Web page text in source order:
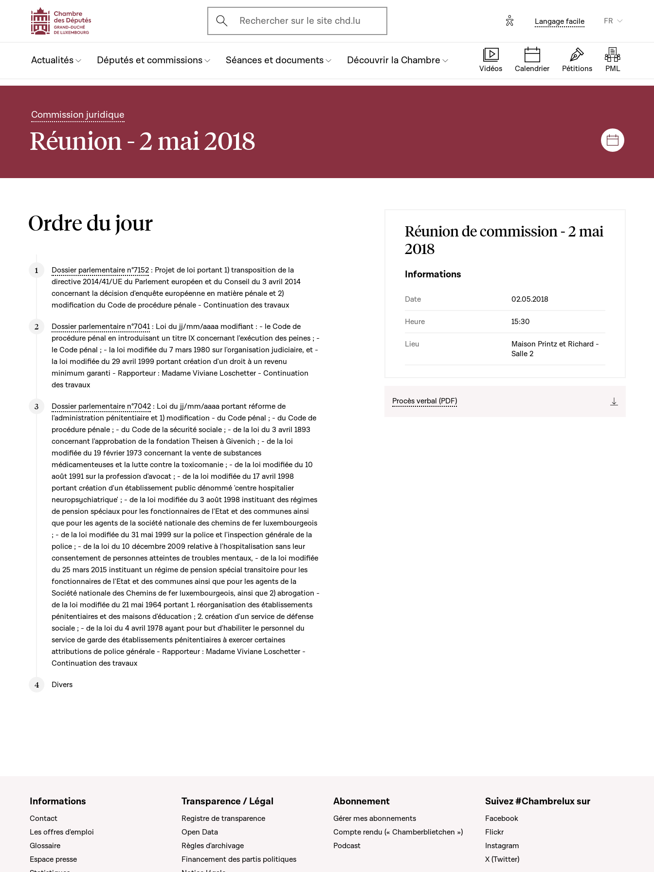
Ouvrir l'écran de recherche
Rechercher sur le site chd.lu Options d'accessibilité
Langage facile FR
Actualités Députés et commissions Séances et documents Découvrir la Chambre
Vidéos Calendrier Pétitions PML
Commission juridique
Réunion - 2 mai 2018 Séances
Ordre du jour
Dossier parlementaire n°7152 : Projet de loi portant 1) transposition de la
directive 2014/41/UE du Parlement européen et du Conseil du 3 avril 2014
concernant la décision d'enquête européenne en matière pénale et 2)
modification du Code de procédure pénale - Continuation des travaux
Dossier parlementaire n°7041 : Loi du jj/mm/aaaa modifiant : - le Code de
procédure pénal en introduisant un titre IX concernant l'exécution des peines ; -
le Code pénal ; - la loi modifiée du 7 mars 1980 sur l'organisation judiciaire, et -
la loi modifiée du 29 avril 1999 portant création d'un droit à un revenu
minimum garanti - Rapporteur : Madame Viviane Loschetter - Continuation
des travaux
Dossier parlementaire n°7042 : Loi du jj/mm/aaaa portant réforme de
l'administration pénitentiaire et 1) modification - du Code pénal ; - du Code de
procédure pénale ; - du Code de la sécurité sociale ; - de la loi du 3 avril 1893
concernant l'approbation de la fondation Theisen à Givenich ; - de la loi
modifiée du 19 février 1973 concernant la vente de substances
médicamenteuses et la lutte contre la toxicomanie ; - de la loi modifiée du 10
août 1991 sur la profession d'avocat ; - de la loi modifiée du 17 avril 1998
portant création d'un établissement public dénommé 'centre hospitalier
neuropsychiatrique' ; - de la loi modifiée du 3 août 1998 instituant des régimes
de pension spéciaux pour les fonctionnaires de l'Etat et des communes ainsi
que pour les agents de la société nationale des chemins de fer luxembourgeois
; - de la loi modifiée du 31 mai 1999 sur la police et l'inspection générale de la
police ; - de la loi du 10 décembre 2009 relative à l'hospitalisation sans leur
consentement de personnes atteintes de troubles mentaux, - de la loi modifiée
du 25 mars 2015 instituant un régime de pension spécial transitoire pour les
fonctionnaires de l'Etat et des communes ainsi que pour les agents de la
Société nationale des Chemins de fer luxembourgeois, ainsi que 2) abrogation -
de la loi modifiée du 21 mai 1964 portant 1. réorganisation des établissements
pénitentiaires et des maisons d'éducation ; 2. création d'un service de défense
sociale ; - de la loi du 4 avril 1978 ayant pour but d'habiliter le personnel du
service de garde des établissements pénitentiaires à exercer certaines
attributions de police générale - Rapporteur : Madame Viviane Loschetter -
Continuation des travaux
Divers
Réunion de commission - 2 mai
2018
Informations
Date 02.05.2018
Heure 15:30
Lieu
Maison Printz et Richard -
Salle 2
Procès verbal (PDF)
Informations
Contact
Les offres d'emploi
Glossaire
Espace presse
Transparence / Légal
Registre de transparence
Open Data
Règles d'archivage
Financement des partis politiques
Abonnement
Gérer mes abonnements
Compte rendu (« Chamberblietchen »)
Podcast
Suivez #Chambrelux sur
Facebook
Flickr
Instagram
X (Twitter)